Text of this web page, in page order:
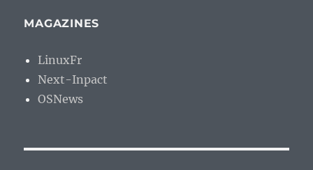
MAGAZINES
LinuxFr
Next-Inpact
OSNews